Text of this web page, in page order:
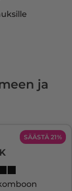
ja
SÄÄSTÄ 21%